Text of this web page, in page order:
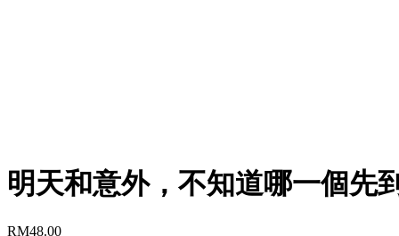
明天和意外，不知道哪一個先
RM48.00